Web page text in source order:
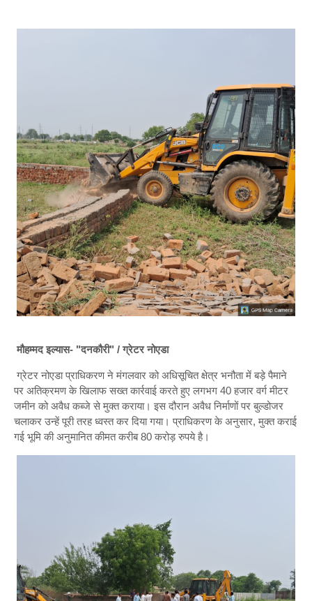
मौहम्मद इल्यास- "दनकौरी" / ग्रेटर नोएडा
ग्रेटर नोएडा प्राधिकरण ने मंगलवार को अधिसूचित क्षेत्र भनौता में बड़े पैमाने
पर अतिक्रमण के खिलाफ सख्त कार्रवाई करते हुए लगभग 40 हजार वर्ग मीटर
जमीन को अवैध कब्जे से मुक्त कराया। इस दौरान अवैध निर्माणों पर बुल्डोजर
चलाकर उन्हें पूरी तरह ध्वस्त कर दिया गया। प्राधिकरण के अनुसार, मुक्त कराई
गई भूमि की अनुमानित कीमत करीब 80 करोड़ रुपये है।